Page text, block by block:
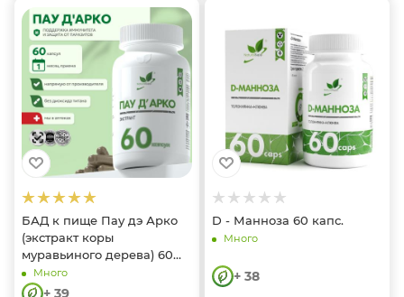
БАД к пище Пау дэ Арко
(экстракт коры
муравьиного дерева) 60
капс.
Много
+ 39
D - Манноза 60 капс.
Много
+ 38